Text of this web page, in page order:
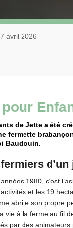
avril 2026
de Jette a été
fermette
Baudouin.
d’un
1980, c’est
activités et les 19
abrite son propre
vie à la ferme au fil
par des animateurs